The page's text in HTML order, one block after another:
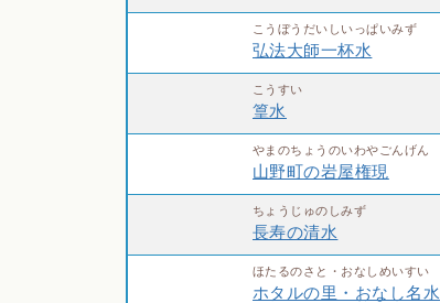
こうぼうだいしいっぱいみず
弘法大師一杯水
こうすい
篁水
やまのちょうのいわやごんげん
山野町の岩屋権現
ちょうじゅのしみず
長寿の清水
ほたるのさと・おなしめいすい
ホタルの里・おなし名水